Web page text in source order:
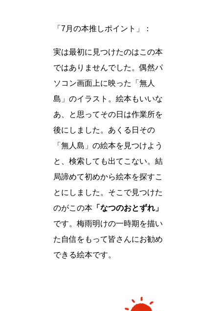
「7月の本推しポイント」：
実は最初に見つけたのはこの本
ではありませんでした。偶然パ
ソコン画面上に映った「無人
島」のイラスト。絵本もいいな
あ、と思ってその日は作業所を
後にしました。あくる日その
「無人島」の絵本を見つけよう
と、検索しても出てこない。結
局諦めて初めから絵本を探すこ
とにしました。そこで見つけた
のがこの本 「なつのおとずれ」
です。梅雨明けの一時期を描い
た自信をもって皆さんにお勧め
できる絵本です。